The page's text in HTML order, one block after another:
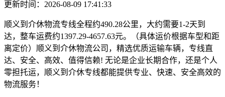
更新时间：2026-08-09 17:41:33
顺义到介休物流专线全程约490.28公里，大约需要1-2天到
达，整车运费约1397.29-4657.63元。（具体运价根据车型和距
离定价）顺义到介休物流公司，精选优质运输车辆，专线直
达、安全、高效、值得信赖! 无论是企业长期合作，还是个人
零担托运，顺义到介休专线都能提供专业、快速、安全高效的
物流服务！